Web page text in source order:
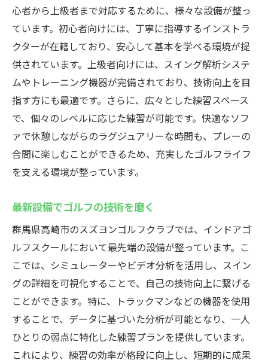
心者から上級者まで対応するために、様々な設備が整っ
ています。初心者向けには、丁寧に指導するインストラ
クターが在籍しており、安心して基本を学べる環境が提
供されています。上級者向けには、スイング解析システ
ムやトレーニング機器が完備されており、技術向上を目
指す方にも最適です。さらに、広々とした練習スペース
で、個々のレベルに応じた練習が可能です。快適なソフ
ァで休憩しながらのラグジュアリーな時間も、プレーの
合間に楽しむことができるため、充実したゴルフライフ
を支える環境が整っています。
最新設備でゴルフの技術を磨く
群馬県高崎市のスズヨンゴルフクラブでは、インドアゴ
ルフスクールにおいて最先端の設備が整っています。こ
こでは、シミュレーターやビデオ分析を活用し、スイン
グの詳細を可視化することで、自己の技術向上に繋げる
ことができます。特に、トラックマンなどの機器を使用
することで、データに基づいた分析が可能となり、一人
ひとりの弱点に特化した練習プランを提供しています。
これにより、練習の効率が格段に向上し、短期的に成果